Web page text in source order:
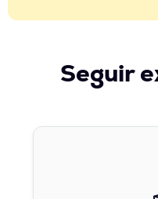
Seguir